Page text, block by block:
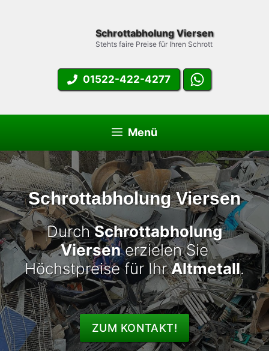
Schrottabholung Viersen
Stehts faire Preise für Ihren Schrott
01522-422-4277
Menü
Schrottabholung Viersen
DurchSchrottabholung
Viersenerzielen Sie
Höchstpreise für IhrAltmetall.
ZUM KONTAKT!